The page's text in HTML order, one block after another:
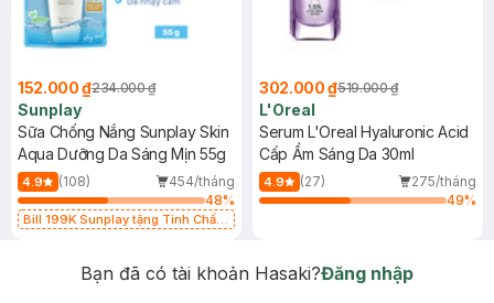
152.000 ₫234.000 ₫
Sunplay
Sữa Chống Nắng Sunplay Skin
Aqua Dưỡng Da Sáng Mịn 55g
4.9 (108)
454/tháng
48%
Bill 199K Sunplay tặng Tinh Chất
302.000 ₫519.000 ₫
L'Oreal
Serum L'Oreal Hyaluronic Acid
Cấp Ẩm Sáng Da 30ml
4.9 (27)
275/tháng
49%
Bạn đã có tài khoản Hasaki?Đăng nhập